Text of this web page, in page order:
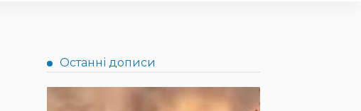
Останні дописи